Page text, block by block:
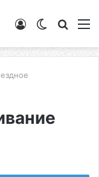
Switch
Войти